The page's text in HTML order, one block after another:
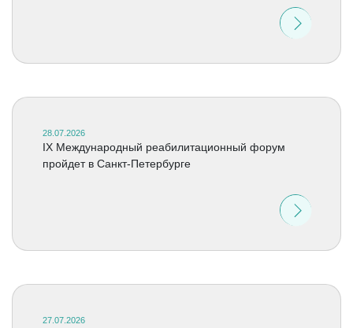
28.07.2026
IX Международный реабилитационный форум
пройдет в Санкт-Петербурге
27.07.2026